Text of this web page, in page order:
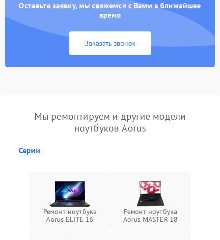
Оставьте заявку, мы свяжемся с Вами в ближайшее
время
Заказать звонок
Мы ремонтируем и другие модели
ноутбуков Aorus
Серии
Ремонт ноутбука
Aorus ELITE 16
Ремонт ноутбука
Aorus MASTER 18